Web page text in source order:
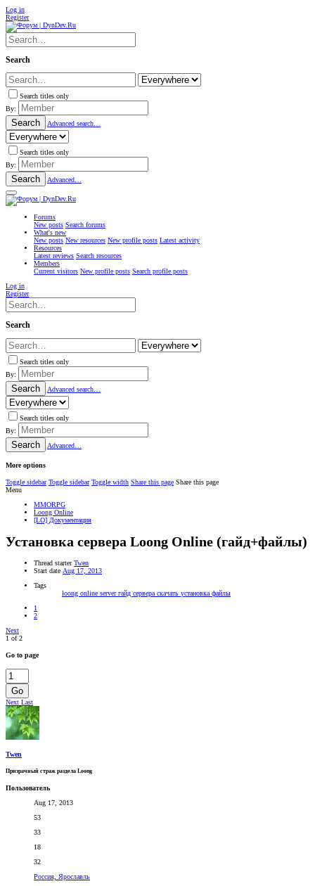
Log in
Register
Search
Search titles only
By:
Search Advanced search…
Search titles only
By:
Search Advanced…
Forums
New posts Search forums
What's new
New posts New resources New profile posts Latest activity
Resources
Latest reviews Search resources
Members
Current visitors New profile posts Search profile posts
Log in
Register
Search
Search titles only
By:
Search Advanced search…
Search titles only
By:
Search Advanced…
More options
Toggle sidebar Toggle sidebar Toggle width Share this page Share this page
Menu
MMORPG
Loong Online
[LO] Документация
Установка сервера Loong Online (гайд+файлы)
Thread starter Twen
Start date Aug 17, 2013
Tags
loong online serverгайд сервера скачать установка файлы
1
2
Next
1 of 2
Go to page
Go
Next Last
Twen
Призрачный страж раздела Loong
Пользователь
Aug 17, 2013
53
33
18
32
Россия, Ярославль